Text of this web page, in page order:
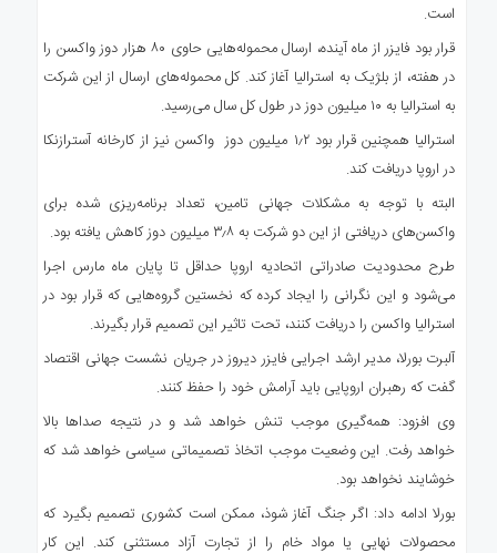
است.
قرار بود فایزر از ماه آینده، ارسال محموله‌هایی حاوی ۸۰ هزار دوز واکسن را
در هفته، از بلژیک به استرالیا آغاز کند. کل محموله‌های ارسال از این شرکت
به استرالیا به ۱۰ میلیون دوز در طول کل سال می‌رسید.
استرالیا همچنین قرار بود ۱٫۲ میلیون دوز واکسن نیز از کارخانه آسترازنکا
در اروپا دریافت کند.
البته با توجه به مشکلات جهانی تامین، تعداد برنامه‌ریزی شده برای
واکسن‌های دریافتی از این دو شرکت به ۳٫۸ میلیون دوز کاهش یافته بود.
طرح محدودیت صادراتی اتحادیه اروپا حداقل تا پایان ماه مارس اجرا
می‌شود و این نگرانی را ایجاد کرده که نخستین گروه‌هایی که قرار بود در
استرالیا واکسن را دریافت کنند، تحت تاثیر این تصمیم قرار بگیرند.
آلبرت بورلا، مدیر ارشد اجرایی فایزر دیروز در جریان نشست جهانی اقتصاد
گفت که رهبران اروپایی باید آرامش خود را حفظ کنند.
وی افزود: همه‌گیری موجب تنش خواهد شد و در نتیجه صداها بالا
خواهد رفت. این وضعیت موجب اتخاذ تصمیماتی سیاسی خواهد شد که
خوشایند نخواهد بود.
بورلا ادامه داد: اگر جنگ آغاز شوذ، ممکن است کشوری تصمیم بگیرد که
محصولات نهایی یا مواد خام را از تجارت آزاد مستثنی کند. این کار